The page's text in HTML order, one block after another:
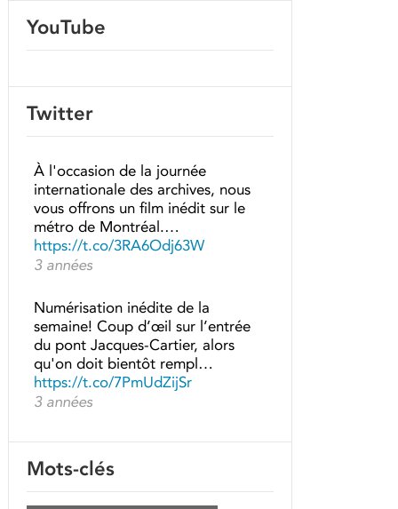
YouTube
Twitter
À l'occasion de la journée
internationale des archives, nous
vous offrons un film inédit sur le
métro de Montréal.…
https://t.co/3RA6Odj63W
3 années
Numérisation inédite de la
semaine! Coup d’œil sur l’entrée
du pont Jacques-Cartier, alors
qu'on doit bientôt rempl…
https://t.co/7PmUdZijSr
3 années
Mots-clés